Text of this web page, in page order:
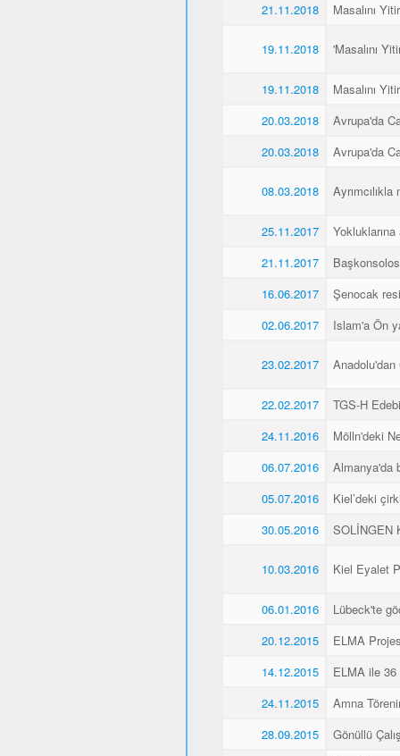
21.11.2018
Masalını
19.11.2018 'Masalını
19.11.2018
Masalını
20.03.2018
Avrupa'da
20.03.2018
Avrupa'da
08.03.2018
25.11.2017
Yokluklarına
21.11.2017
16.06.2017
Şenocak
02.06.2017
Islam'a Ön
23.02.2017
22.02.2017
TGS-H
24.11.2016
Mölln'deki
06.07.2016
Almanya'da
05.07.2016
Kiel’deki
30.05.2016
SOLİNGEN
10.03.2016 Kiel Eyalet
06.01.2016
Lübeck'te
20.12.2015
ELMA
14.12.2015
ELMA ile
24.11.2015
Amna
28.09.2015
Gönüllü